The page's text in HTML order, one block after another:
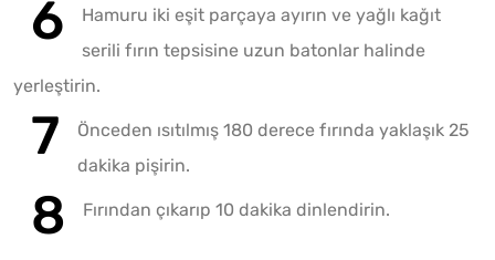
Hamuru iki eşit parçaya ayırın ve yağlı kağıt
serili fırın tepsisine uzun batonlar halinde
yerleştirin.
Önceden ısıtılmış 180 derece fırında yaklaşık 25
dakika pişirin.
Fırından çıkarıp 10 dakika dinlendirin.